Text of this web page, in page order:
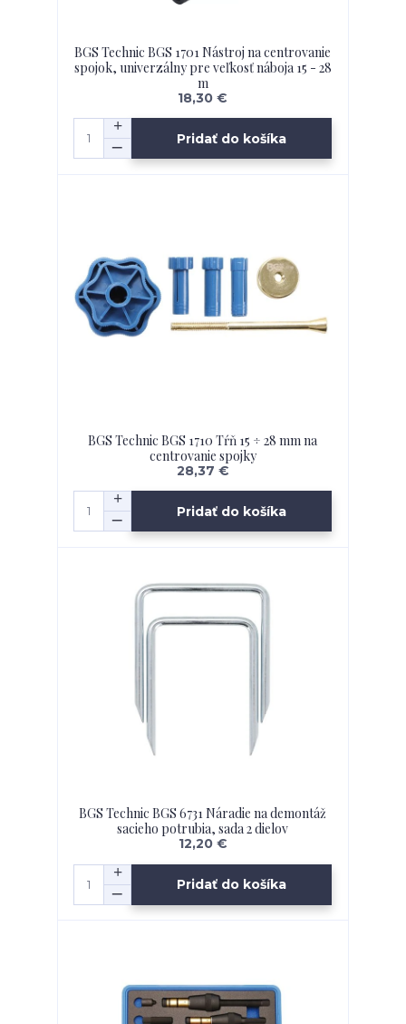
BGS Technic BGS 1701 Nástroj na centrovanie
spojok, univerzálny pre veľkosť náboja 15 - 28
m
18,30 €
Pridať do košíka
BGS Technic BGS 1710 Tŕň 15 ÷ 28 mm na
centrovanie spojky
28,37 €
Pridať do košíka
BGS Technic BGS 6731 Náradie na demontáž
sacieho potrubia, sada 2 dielov
12,20 €
Pridať do košíka